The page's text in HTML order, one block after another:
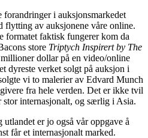
forandringer i auksjonsmarkedet
flytting av auksjonene våre online.
formatet faktisk fungerer kom da
store Triptych Inspirert by The
dollar på en video/online
dyreste verket solgt på auksjon i
vi to malerier av Edvard Munch
fra hele verden. Det er ikke tvil
stor internasjonalt, og særlig i Asia.
er jo også vår oppgave å
får et internasjonalt marked.